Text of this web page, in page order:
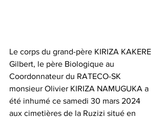
Le corps du grand-père KIRIZA KAKERE
Gilbert, le père Biologique au
Coordonnateur du RATECO-SK
monsieur Olivier KIRIZA NAMUGUKA a
été inhumé ce samedi 30 mars 2024
aux cimetières de la Ruzizi situé en